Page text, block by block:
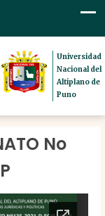
Universidad
Nacional del
Altiplano de
Puno
No